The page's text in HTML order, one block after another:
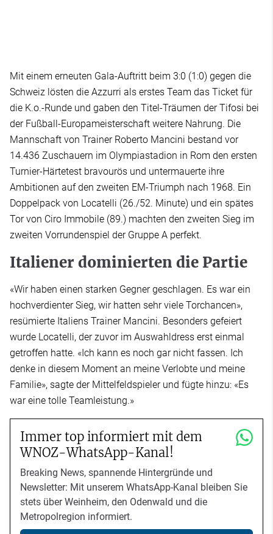
Mit einem erneuten Gala-Auftritt beim 3:0 (1:0) gegen die
Schweiz lösten die Azzurri als erstes Team das Ticket für
die K.o.-Runde und gaben den Titel-Träumen der Tifosi bei
der Fußball-Europameisterschaft weitere Nahrung. Die
Mannschaft von Trainer Roberto Mancini bestand vor
14.436 Zuschauern im Olympiastadion in Rom den ersten
Turnier-Härtetest bravourös und untermauerte ihre
Ambitionen auf den zweiten EM-Triumph nach 1968. Ein
Doppelpack von Locatelli (26./52. Minute) und ein spätes
Tor von Ciro Immobile (89.) machten den zweiten Sieg im
zweiten Vorrundenspiel der Gruppe A perfekt.
Italiener dominierten die Partie
«Wir haben einen starken Gegner geschlagen. Es war ein
hochverdienter Sieg, wir hatten sehr viele Torchancen»,
resümierte Italiens Trainer Mancini. Besonders gefeiert
wurde Locatelli, der zuvor im Auswahldress erst einmal
getroffen hatte. «Ich kann es noch gar nicht fassen. Ich
denke in diesem Moment an meine Verlobte und meine
Familie», sagte der Mittelfeldspieler und fügte hinzu: «Es
war eine tolle Teamleistung.»
Immer top informiert mit dem
WNOZ-WhatsApp-Kanal!
Breaking News, spannende Hintergründe und
Newsletter: Mit unserem WhatsApp-Kanal bleiben Sie
stets über Weinheim, den Odenwald und die
Metropolregion informiert.